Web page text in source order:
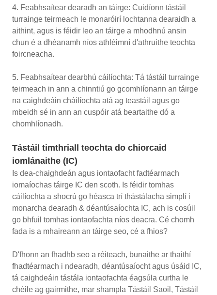
4. Feabhsaítear dearadh an táirge: Cuidíonn tástáil
turrainge teirmeach le monaróirí lochtanna dearaidh a
aithint, agus is féidir leo an táirge a mhodhnú ansin
chun é a dhéanamh níos athléimní d'athruithe teochta
foircneacha.
5. Feabhsaítear dearbhú cáilíochta: Tá tástáil turrainge
teirmeach in ann a chinntiú go gcomhlíonann an táirge
na caighdeáin cháilíochta atá ag teastáil agus go
mbeidh sé in ann an cuspóir atá beartaithe dó a
chomhlíonadh.
Tástáil timthriall teochta do chiorcaid
iomlánaithe (IC)
Is dea-chaighdeán agus iontaofacht fadtéarmach
iomaíochas táirge IC den scoth. Is féidir tomhas
cáilíochta a shocrú go héasca trí thástálacha simplí i
monarcha dearadh & déantúsaíochta IC, ach is cosúil
go bhfuil tomhas iontaofachta níos deacra. Cé chomh
fada is a mhaireann an táirge seo, cé a fhios?
D'fhonn an fhadhb seo a réiteach, bunaithe ar thaithí
fhadtéarmach i ndearadh, déantúsaíocht agus úsáid IC,
tá caighdeáin tástála iontaofachta éagsúla curtha le
chéile ag gairmithe, mar shampla Tástáil Saoil, Tástáil